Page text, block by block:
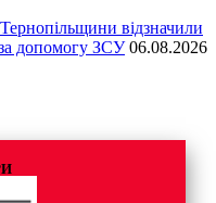
відзначили
допомогу ЗСУ 06.08.2026